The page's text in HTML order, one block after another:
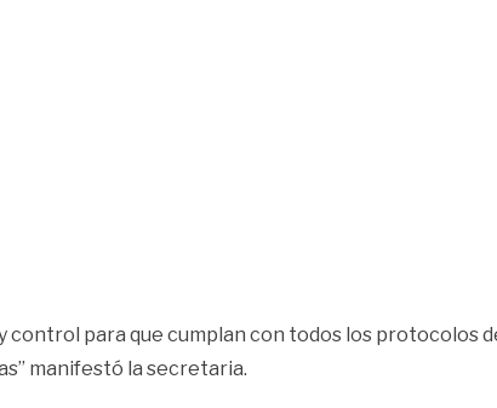
control para que cumplan con todos los protocolos
manifestó la secretaria.